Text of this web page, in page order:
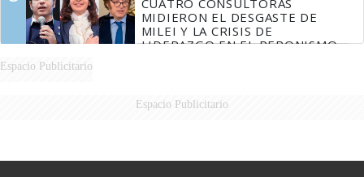
CUATRO CONSULTORAS
MIDIERON EL DESGASTE DE
MILEI Y LA CRISIS DE
LIDERAZGO EN EL PERONISMO
Espacio Publicitario
Espacio Publicitario